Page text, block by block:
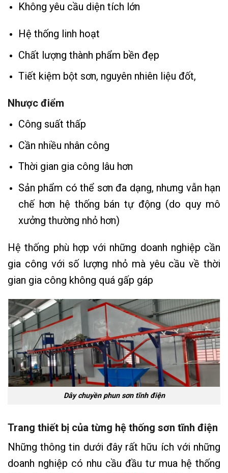
Không yêu cầu diện tích lớn
Hệ thống linh hoạt
Chất lượng thành phẩm bền đẹp
Tiết kiệm bột sơn, nguyên nhiên liệu đốt,
Nhược điểm
Công suất thấp
Cần nhiều nhân công
Thời gian gia công lâu hơn
Sản phẩm có thể sơn đa dạng, nhưng vẫn hạn
chế hơn hệ thống bán tự động (do quy mô
xưởng thường nhỏ hơn)
Hệ thống phù hợp với những doanh nghiệp cần
gia công với số lượng nhỏ mà yêu cầu về thời
gian gia công không quá gấp gáp
Dây chuyền phun sơn tĩnh điện
Trang thiết bị của từng hệ thống sơn tĩnh điện
Những thông tin dưới đây rất hữu ích với những
doanh nghiệp có nhu cầu đầu tư mua hệ thống